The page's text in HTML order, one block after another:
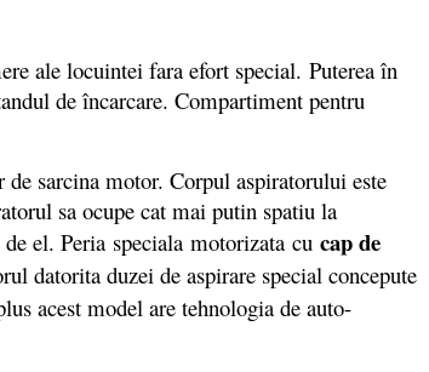
ale locuintei fara efort special. Puterea în
de încarcare. Compartiment pentru
sarcina motor. Corpul aspiratorului este
sa ocupe cat mai putin spatiu la
el. Peria speciala motorizata cu cap de
datorita duzei de aspirare special concepute
acest model are tehnologia de auto-